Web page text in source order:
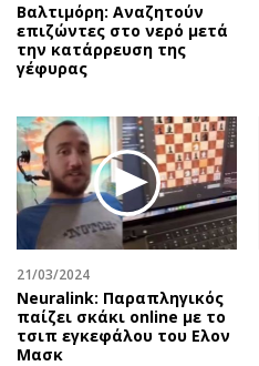
Βαλτιμόρη: Αναζητούν
επιζώντες στο νερό μετά
την κατάρρευση της
γέφυρας
21/03/2024
Neuralink: Παραπληγικός
παίζει σκάκι online με το
τσιπ εγκεφάλου του Ελον
Μασκ